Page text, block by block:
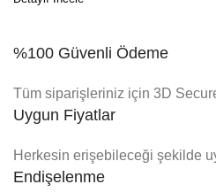
%100 Güvenli Ödeme
Tüm siparişleriniz için 3D
Uygun Fiyatlar
Herkesin erişebileceği şekilde
Endişelenme